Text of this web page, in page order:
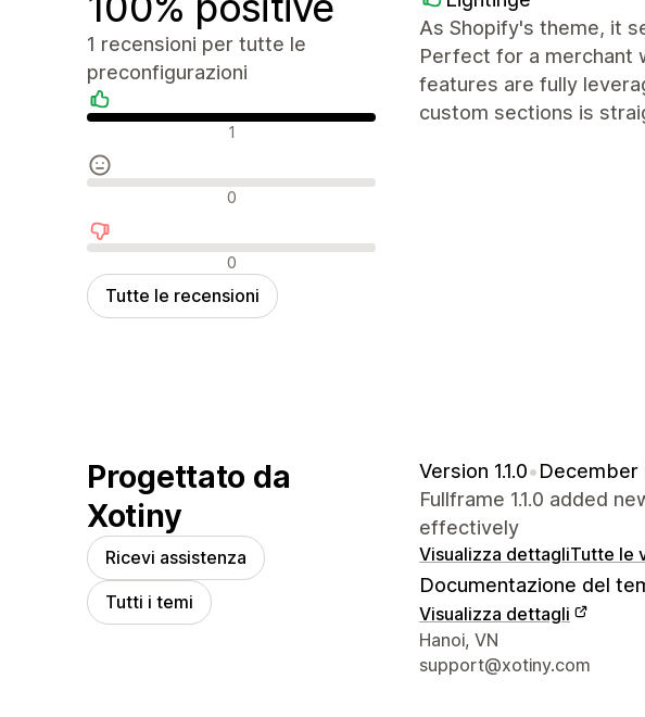
1 recensioni per tutte le
preconfigurazioni
Recensioni positive
1
Recensioni neutrali
0
Recensioni negative
0
Tutte le recensioni
As Shopify's theme, it
Perfect for a merchant
features are fully
custom sections is
Progettato da
Xotiny
Ricevi assistenza
Tutti i temi
Version 1.1.0•December
Fullframe 1.1.0 added
effectively
Visualizza dettagliTutte le
Documentazione del
Visualizza dettagli
Recapiti del designer
Hanoi, VN
support@xotiny.com